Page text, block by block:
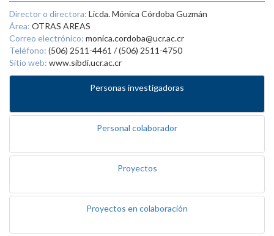
Director o directora: Licda. Mónica Córdoba Guzmán
Área: OTRAS AREAS
Correo electrónico: monica.cordoba@ucr.ac.cr
Teléfono: (506) 2511-4461 / (506) 2511-4750
Sitio web: www.sibdi.ucr.ac.cr
Personas investigadoras
Personal colaborador
Proyectos
Proyectos en colaboración